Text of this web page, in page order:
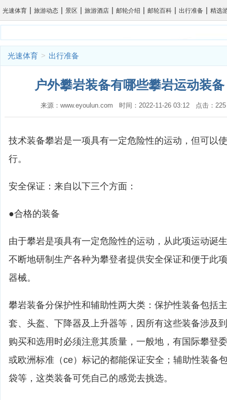
光速体育 | 旅游动态 | 景区 | 旅游酒店 | 邮轮介绍 | 邮轮百科 | 出行准备 | 精选
光速体育 > 出行准备
户外攀岩装备有哪些攀岩运动装
来源：www.eyoulun.com 时间：2022-11-26 03:12 点击：
技术装备攀岩是一项具有一定危险性的运动，但可以
行。
安全保证：来自以下三个方面：
●合格的装备
由于攀岩是项具有一定危险性的运动，从此项运动诞
不断地研制生产各种为攀登者提供安全保证和便于此
器械。
攀岩装备分保护性和辅助性两大类：保护性装备包括
套、头盔、下降器及上升器等，因所有这些装备涉及
购买和选用时必须注意其质量，一般地，有国际攀登
或欧洲标准（ce）标记的都能保证安全；辅助性装备
袋等，这类装备可凭自己的感觉去挑选。